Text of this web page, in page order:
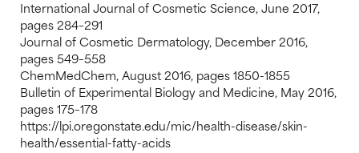
International Journal of Cosmetic Science, June 2017,
pages 284–291
Journal of Cosmetic Dermatology, December 2016,
pages 549–558
ChemMedChem, August 2016, pages 1850-1855
Bulletin of Experimental Biology and Medicine, May 2016,
pages 175–178
https://lpi.oregonstate.edu/mic/health-disease/skin-
health/essential-fatty-acids